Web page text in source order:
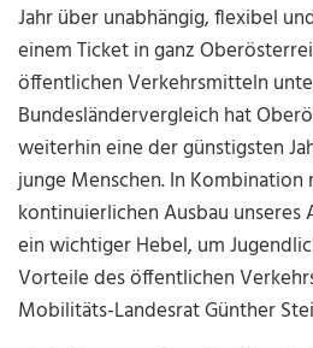
Jahr über unabhängig, flexibel
einem Ticket in ganz
öffentlichen Verkehrsmitteln
Bundesländervergleich hat
weiterhin eine der günstigsten
junge Menschen. In Kombination
kontinuierlichen Ausbau unseres
ein wichtiger Hebel, um
Vorteile des öffentlichen
Mobilitäts-Landesrat Günther